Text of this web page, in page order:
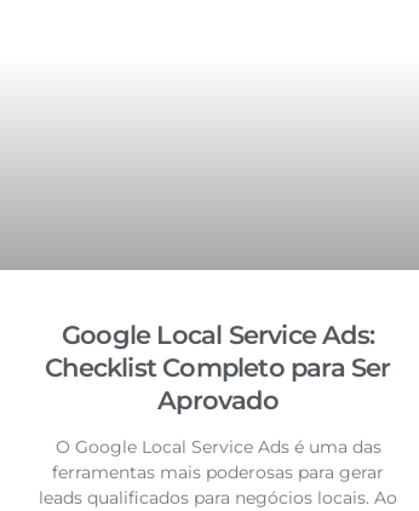
Google Local Service Ads:
Checklist Completo para Ser
Aprovado
O Google Local Service Ads é uma das
ferramentas mais poderosas para gerar
leads qualificados para negócios locais. Ao